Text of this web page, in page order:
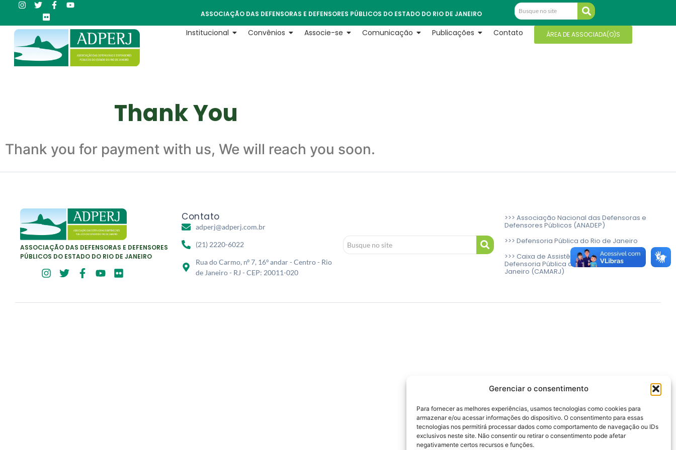
Gerenciar o consentimento
Para fornecer as melhores experiências, usamos tecnologias como cookies para
armazenar e/ou acessar informações do dispositivo. O consentimento para essas
tecnologias nos permitirá processar dados como comportamento de navegação ou IDs
exclusivos neste site. Não consentir ou retirar o consentimento pode afetar
negativamente certos recursos e funções.
ASSOCIAÇÃO DAS DEFENSORAS E DEFENSORES PÚBLICOS DO ESTADO DO RIO DE JANEIRO
Institucional Convênios Associe-se Comunicação Publicações Contato ÁREA DE ASSOCIADA(O)S
Thank You
Thank you for payment with us, We will reach you soon.
ASSOCIAÇÃO DAS DEFENSORAS E DEFENSORES
PÚBLICOS DO ESTADO DO RIO DE JANEIRO
Contato
adperj@adperj.com.br
(21) 2220-6022
Rua do Carmo, nº 7, 16º andar - Centro - Rio
de Janeiro - RJ - CEP: 20011-020
>>> Associação Nacional das Defensoras e
Defensores Públicos (ANADEP)
>>> Defensoria Pública do Rio de Janeiro
>>> Caixa de Assistência aos Membros da
Defensoria Pública do Estado do Rio de
Janeiro (CAMARJ)